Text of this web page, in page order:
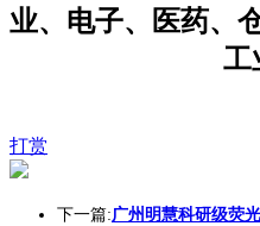
业、电子、医药、
工
打赏
下一篇:广州明慧科研级荧